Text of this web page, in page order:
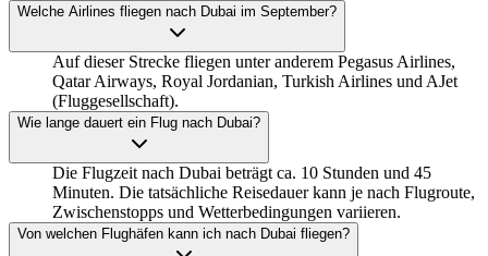
Welche Airlines fliegen nach Dubai im September?
Auf dieser Strecke fliegen unter anderem Pegasus Airlines,
Qatar Airways, Royal Jordanian, Turkish Airlines und AJet
(Fluggesellschaft).
Wie lange dauert ein Flug nach Dubai?
Die Flugzeit nach Dubai beträgt ca. 10 Stunden und 45
Minuten. Die tatsächliche Reisedauer kann je nach Flugroute,
Zwischenstopps und Wetterbedingungen variieren.
Von welchen Flughäfen kann ich nach Dubai fliegen?